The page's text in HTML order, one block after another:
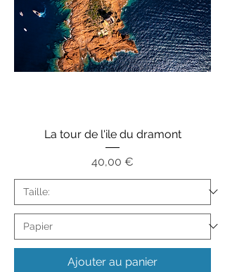
La tour de l'ile du dramont
Prix
40,00 €
Ajouter au panier